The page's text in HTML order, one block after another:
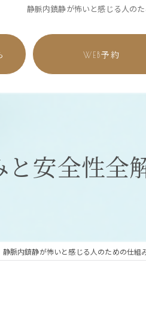
静脈内鎮静が怖いと感じる人の
WEB予約
安全性全
静脈内鎮静が怖いと感じる人のための仕組